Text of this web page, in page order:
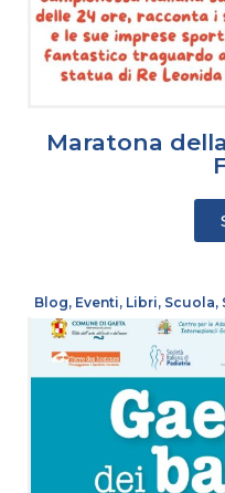
Maratona
Blog, Eventi, Libri, Scuola,